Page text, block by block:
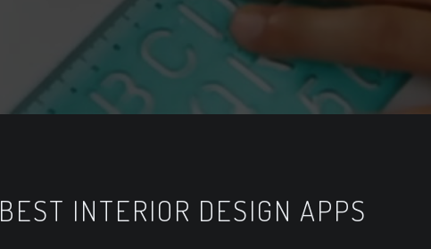
BEST INTERIOR DESIGN APPS